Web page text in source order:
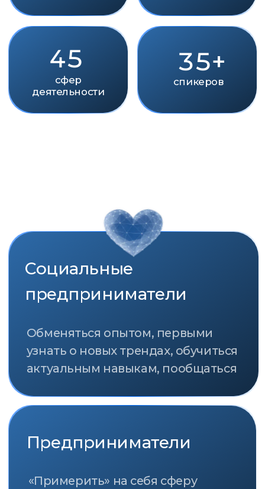
ИМПУЛЬС ДОБРА
ПРЕМИЯ
Премия за вклад в развитие и
продвижение социального
предпринимательства в России
«Импульс добра» учреждена Фондом
«Наше будущее» в 2011 году.